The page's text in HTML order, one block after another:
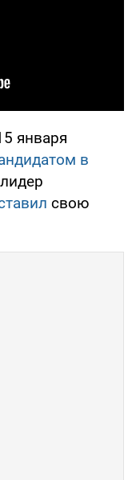
января
в
свою